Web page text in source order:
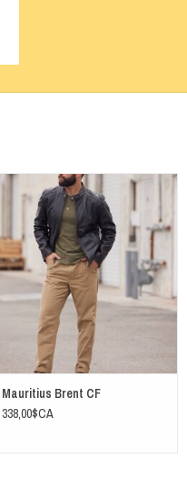
Mauritius Brent CF
Mauritius Brent CF
338,00$CA